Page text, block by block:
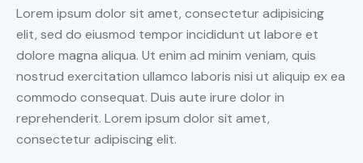
Lorem ipsum dolor sit amet, consectetur adipisicing
elit, sed do eiusmod tempor incididunt ut labore et
dolore magna aliqua. Ut enim ad minim veniam, quis
nostrud exercitation ullamco laboris nisi ut aliquip ex ea
commodo consequat. Duis aute irure dolor in
reprehenderit. Lorem ipsum dolor sit amet,
consectetur adipiscing elit.